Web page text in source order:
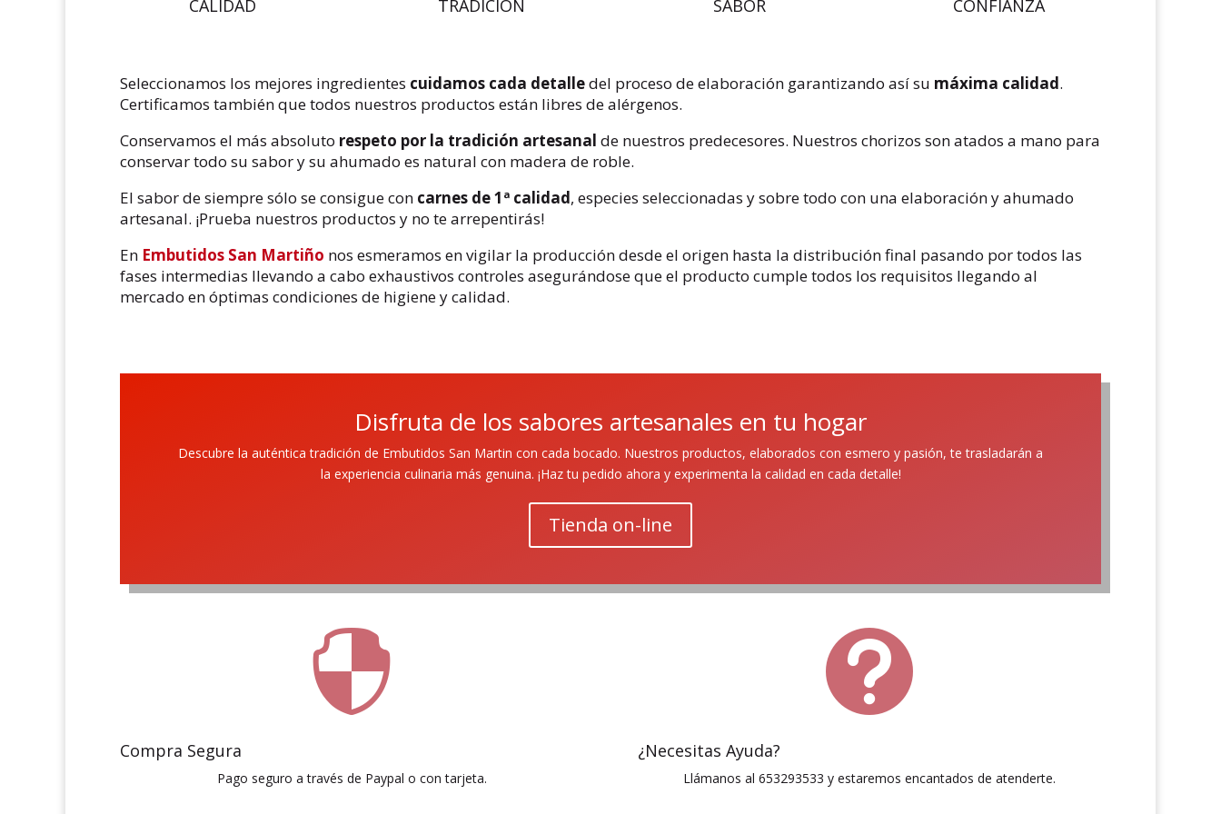
CALIDAD TRADICIÓN SABOR CONFIANZA
Seleccionamos los mejores ingredientes cuidamos cada detalledel proceso de elaboración garantizando así su máxima calidad.
Certificamos también que todos nuestros productos están libres de alérgenos.
Conservamos el más absoluto respeto por la tradición artesanal de nuestros predecesores. Nuestros chorizos son atados a mano para
conservar todo su sabor y su ahumado es natural con madera de roble.
El sabor de siempre sólo se consigue con carnes de 1ª calidad, especies seleccionadas y sobre todo con una elaboración y ahumado
artesanal. ¡Prueba nuestros productos y no te arrepentirás!
En Embutidos San Martiño nos esmeramos en vigilar la producción desde el origen hasta la distribución final pasando por todos las
fases intermedias llevando a cabo exhaustivos controles asegurándose que el producto cumple todos los requisitos llegando al
mercado en óptimas condiciones de higiene y calidad.
Disfruta de los sabores artesanales en tu hogar
Descubre la auténtica tradición de Embutidos San Martin con cada bocado. Nuestros productos, elaborados con esmero y pasión, te trasladarán a
la experiencia culinaria más genuina. ¡Haz tu pedido ahora y experimenta la calidad en cada detalle!
Tienda on-line

Compra Segura
Pago seguro a través de Paypal o con tarjeta.

¿Necesitas Ayuda?
Llámanos al 653293533 y estaremos encantados de atenderte.